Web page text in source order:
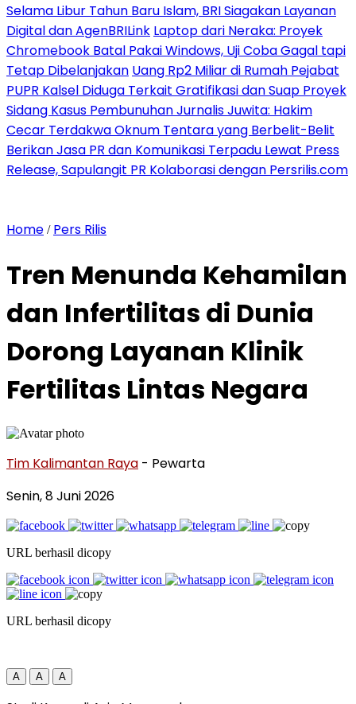
Selama Libur Tahun Baru Islam, BRI Siagakan Layanan
Digital dan AgenBRILink Laptop dari Neraka: Proyek
Chromebook Batal Pakai Windows, Uji Coba Gagal tapi
Tetap Dibelanjakan Uang Rp2 Miliar di Rumah Pejabat
PUPR Kalsel Diduga Terkait Gratifikasi dan Suap Proyek
Sidang Kasus Pembunuhan Jurnalis Juwita: Hakim
Cecar Terdakwa Oknum Tentara yang Berbelit-Belit
Berikan Jasa PR dan Komunikasi Terpadu Lewat Press
Release, Sapulangit PR Kolaborasi dengan Persrilis.com
Home / Pers Rilis
Tren Menunda Kehamilan
dan Infertilitas di Dunia
Dorong Layanan Klinik
Fertilitas Lintas Negara
Tim Kalimantan Raya - Pewarta
Senin, 8 Juni 2026
URL berhasil dicopy
URL berhasil dicopy
A A A